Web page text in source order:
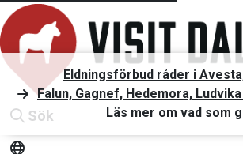
Sök
Eldningsförbud råder i
Falun, Gagnef, Hedemora,
Läs mer om vad som